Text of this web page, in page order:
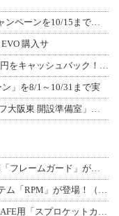
購入サ
ン」を8/1～10/31まで実